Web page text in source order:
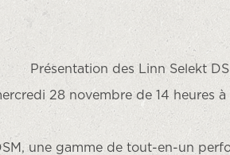
Présentation des Linn Selekt
28 novembre de 14 heures à
une gamme de tout-en-un